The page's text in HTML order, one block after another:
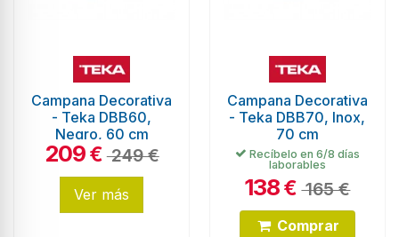
Campana Decorativa
- Teka DBB60,
Negro, 60 cm
209€ 249 €
Ver más
Campana Decorativa
- Teka DBB70, Inox,
70 cm
Recíbelo en 6/8 días
laborables
138€ 165 €
Comprar